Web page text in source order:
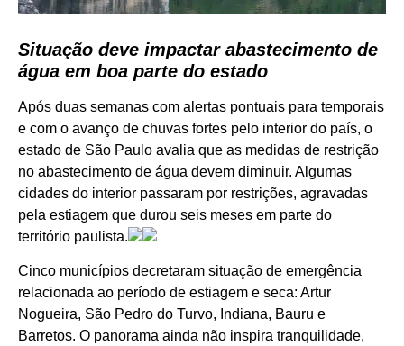
Situação deve impactar abastecimento de
água em boa parte do estado
Após duas semanas com alertas pontuais para temporais
e com o avanço de chuvas fortes pelo interior do país, o
estado de São Paulo avalia que as medidas de restrição
no abastecimento de água devem diminuir. Algumas
cidades do interior passaram por restrições, agravadas
pela estiagem que durou seis meses em parte do
território paulista.
Cinco municípios decretaram situação de emergência
relacionada ao período de estiagem e seca: Artur
Nogueira, São Pedro do Turvo, Indiana, Bauru e
Barretos. O panorama ainda não inspira tranquilidade,